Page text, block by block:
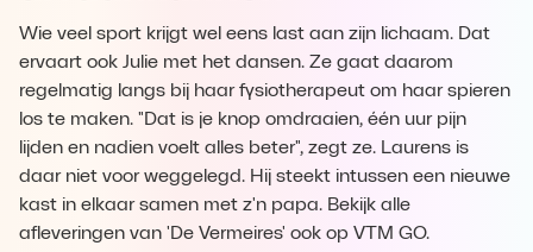
Wie veel sport krijgt wel eens last aan zijn lichaam. Dat
ervaart ook Julie met het dansen. Ze gaat daarom
regelmatig langs bij haar fysiotherapeut om haar spieren
los te maken. "Dat is je knop omdraaien, één uur pijn
lijden en nadien voelt alles beter", zegt ze. Laurens is
daar niet voor weggelegd. Hij steekt intussen een nieuwe
kast in elkaar samen met z'n papa. Bekijk alle
afleveringen van 'De Vermeires' ook op VTM GO.